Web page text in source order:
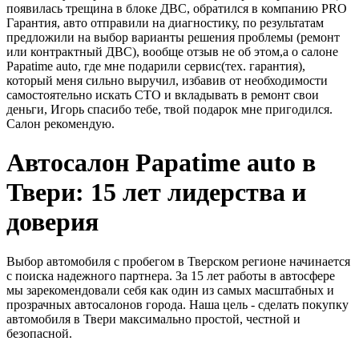
появилась трещина в блоке ДВС, обратился в компанию PRO
Гарантия, авто отправили на диагностику, по результатам
предложили на выбор варианты решения проблемы (ремонт
или контрактный ДВС), вообще отзыв не об этом,а о салоне
Papatime auto, где мне подарили сервис(тех. гарантия),
который меня сильно выручил, избавив от необходимости
самостоятельно искать СТО и вкладывать в ремонт свои
деньги, Игорь спасибо тебе, твой подарок мне пригодился.
Салон рекомендую.
Автосалон Papatime auto в
Твери: 15 лет лидерства и
доверия
Выбор автомобиля с пробегом в Тверском регионе начинается
с поиска надежного партнера. За 15 лет работы в автосфере
мы зарекомендовали себя как один из самых масштабных и
прозрачных автосалонов города. Наша цель - сделать покупку
автомобиля в Твери максимально простой, честной и
безопасной.